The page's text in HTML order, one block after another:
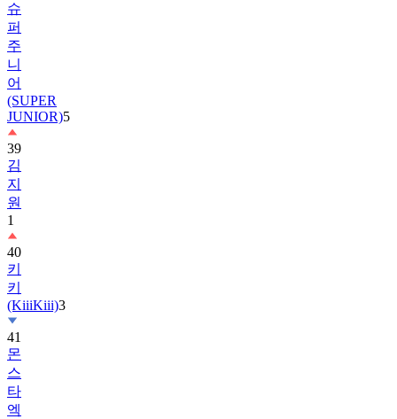
주
니
어
(SUPER
JUNIOR)
39
김
지
원
1
40
키
키
(KiiiKiii)
41
몬
스
타
엑
스
(MONSTA